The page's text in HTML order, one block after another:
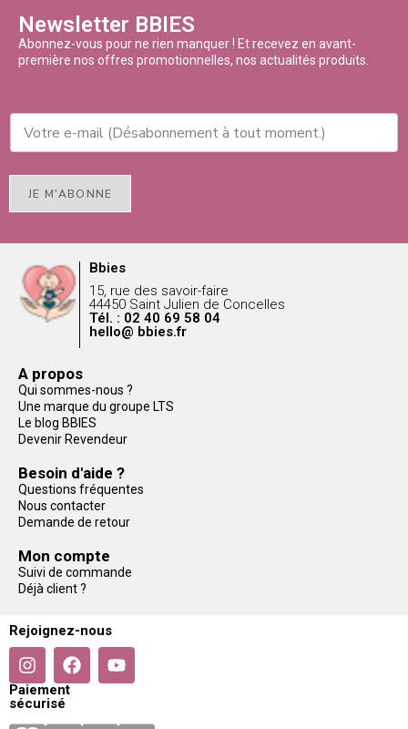
Newsletter BBIES
Abonnez-vous pour ne rien manquer ! Et recevez en avant-
première nos offres promotionnelles, nos actualités produits.
JE M'ABONNE
Bbies
15, rue des savoir-faire
44450 Saint Julien de Concelles
Tél. : 02 40 69 58 04
hello@ bbies.fr
A propos
Qui sommes-nous ?
Une marque du groupe LTS
Le blog BBIES
Devenir Revendeur
Besoin d'aide ?
Questions fréquentes
Nous contacter
Demande de retour
Mon compte
Suivi de commande
Déjà client ?
Rejoignez-nous
Paiement
sécurisé